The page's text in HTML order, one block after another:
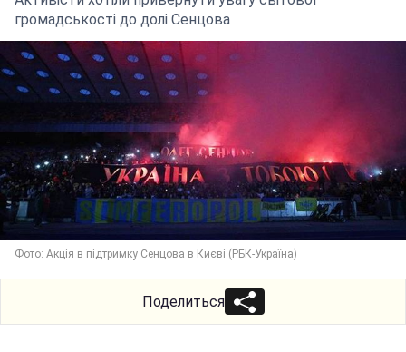
громадськості до долі Сенцова
Фото: Акція в підтримку Сенцова в Києві (РБК-Україна)
Поделиться